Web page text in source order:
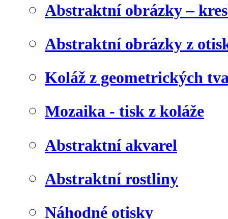
Abstraktní obrázky –
Abstraktní obrázky z
Koláž z geometrických
Mozaika - tisk z koláže
Abstraktní akvarel
Abstraktní rostliny
Náhodné otisky